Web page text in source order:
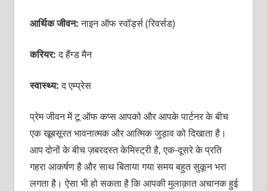
आर्थिक जीवन:नाइन ऑफ स्वॉर्ड्स (रिवर्सड)
करियर:द हैंग्ड मैन
स्वास्थ्य:द एम्प्रेस
प्रेम जीवन में टू ऑफ कप्स आपको और आपके पार्टनर के बीच
एक खूबसूरत भावनात्मक और आत्मिक जुड़ाव को दिखाता है।
आप दोनों के बीच ज़बरदस्त केमिस्ट्री है, एक-दूसरे के प्रति
गहरा आकर्षण है और साथ बिताया गया समय बहुत सुकून भरा
लगता है। ऐसा भी हो सकता है कि आपकी मुलाक़ात अचानक हुई